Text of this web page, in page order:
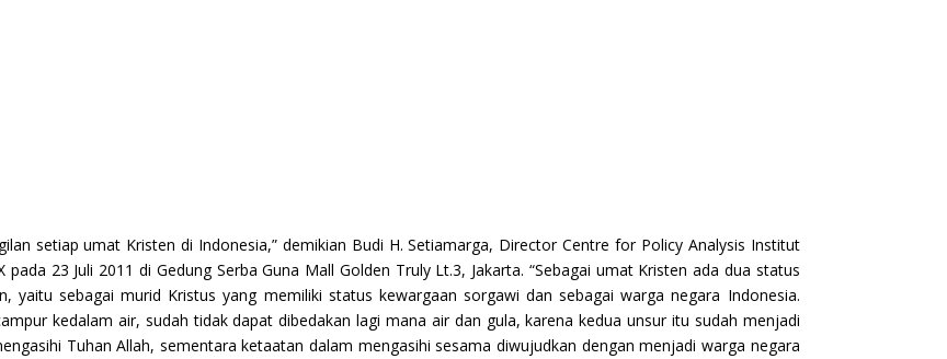
setiap umat Kristen di Indonesia,” demikian Budi H. Setiamarga, Director Centre for Policy Analysis Institut
23 Juli 2011 di Gedung Serba Guna Mall Golden Truly Lt.3, Jakarta. “Sebagai umat Kristen ada dua status
yaitu sebagai murid Kristus yang memiliki status kewargaan sorgawi dan sebagai warga negara Indonesia.
kedalam air, sudah tidak dapat dibedakan lagi mana air dan gula, karena kedua unsur itu sudah menjadi
Tuhan Allah, sementara ketaatan dalam mengasihi sesama diwujudkan dengan menjadi warga negara